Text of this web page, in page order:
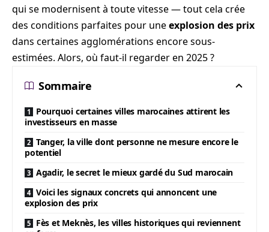
qui se modernisent à toute vitesse — tout cela crée
des conditions parfaites pour uneexplosion des prix
dans certaines agglomérations encore sous-
estimées. Alors, où faut-il regarder en 2025 ?
Sommaire
Pourquoi certaines villes marocaines attirent les
investisseurs en masse
Tanger, la ville dont personne ne mesure encore le
potentiel
Agadir, le secret le mieux gardé du Sud marocain
Voici les signaux concrets qui annoncent une
explosion des prix
Fès et Meknès, les villes historiques qui reviennent